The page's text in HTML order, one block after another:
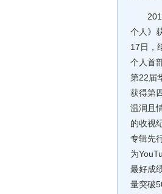
2016
个人》
17日，
个人首
第22届
获得第
温润且
的收视
专辑先
为
最好成
量突破